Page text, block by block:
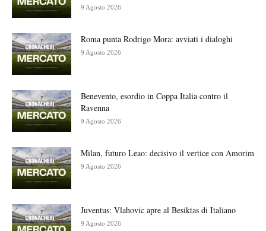
9 Agosto 2026
Roma punta Rodrigo Mora: avviati i dialoghi
9 Agosto 2026
Benevento, esordio in Coppa Italia contro il
Ravenna
9 Agosto 2026
Milan, futuro Leao: decisivo il vertice con Amorim
9 Agosto 2026
Juventus: Vlahovic apre al Besiktas di Italiano
9 Agosto 2026